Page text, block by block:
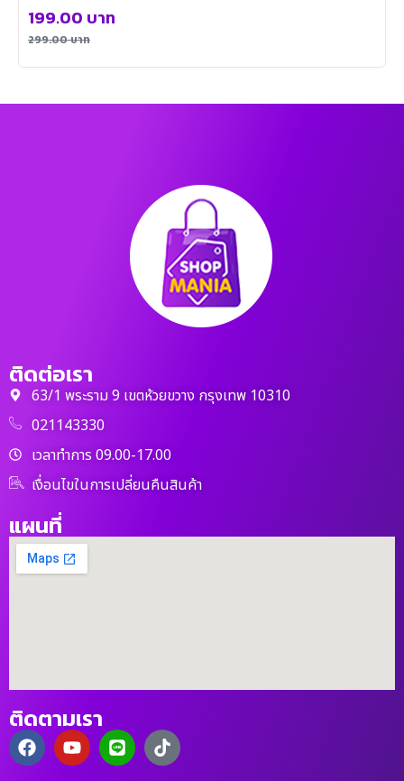
299.00บาท
199.00 บาท
ติดต่อเรา
63/1 พระราม 9 เขตห้วยขวาง กรุงเทพ 10310
021143330
เวลาทำการ 09.00-17.00
เงื่อนไขในการเปลี่ยนคืนสินค้า
แผนที่
ติดตามเรา